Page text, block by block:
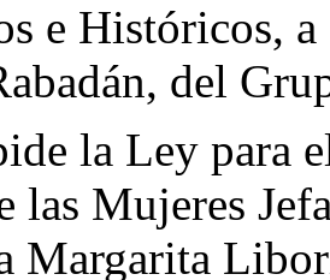
e Históricos,
del
la Ley para
las Mujeres
Margarita